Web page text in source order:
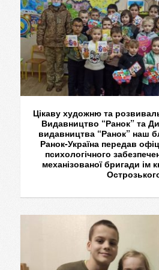
Цікаву художню та
Видавництво “Ранок” та
видавництва “Ранок” наш
Ранок-Україна передав
психологічного
механізованої бригади ім